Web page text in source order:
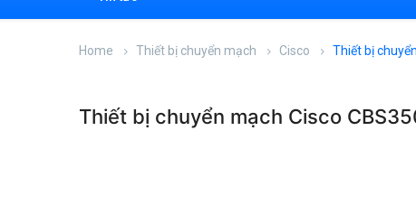
Home Thiết bị chuyển mạch Cisco Thiết bị
Thiết bị chuyển mạch Cisco